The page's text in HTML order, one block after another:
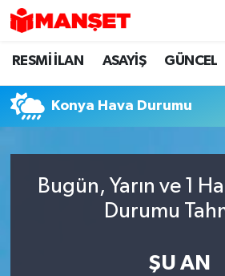
RESMİ İLAN ASAYİŞ GÜNCEL
Konya Hava Durumu
Bugün, Yarın ve 1
Durumu
ŞU AN
Hava Durumu
Trafik Durumu
Tüm Manşetler